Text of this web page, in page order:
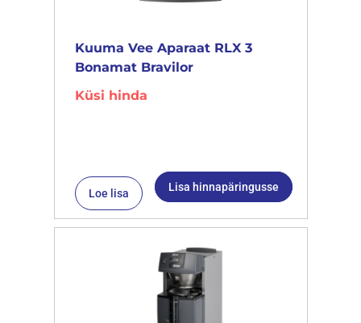
Kuuma Vee Aparaat RLX 3
Bonamat Bravilor
Küsi hinda
Loe lisa Lisa hinnapäringusse